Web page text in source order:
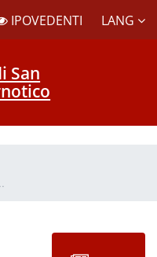
IPOVEDENTI LANG
San